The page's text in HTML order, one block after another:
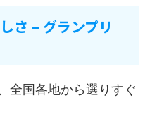
さ – グランプリ
全国各地から選りすぐ